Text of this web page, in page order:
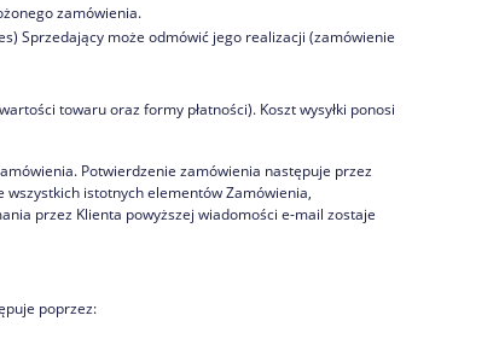
zamówienia.
Sprzedający może odmówić jego realizacji (zamówienie
towaru oraz formy płatności). Koszt wysyłki ponosi
Potwierdzenie zamówienia następuje przez
istotnych elementów Zamówienia,
przez Klienta powyższej wiadomości e-mail zostaje
poprzez: